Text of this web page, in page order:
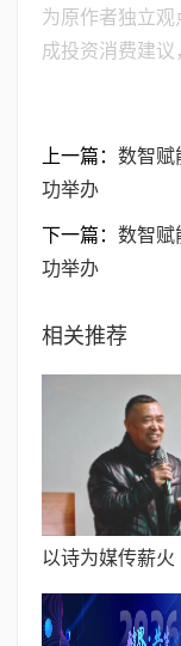
为原作者独立
成投资消费建议
上一篇： 数智赋
功举办
下一篇： 数智赋
功举办
相关推荐